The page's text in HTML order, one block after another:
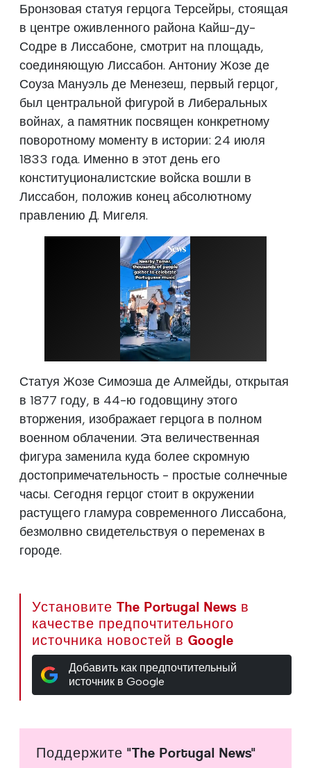
Бронзовая статуя герцога Терсейры, стоящая
в центре оживленного района Кайш-ду-
Содре в Лиссабоне, смотрит на площадь,
соединяющую Лиссабон. Антониу Жозе де
Соуза Мануэль де Менезеш, первый герцог,
был центральной фигурой в Либеральных
войнах, а памятник посвящен конкретному
поворотному моменту в истории: 24 июля
1833 года. Именно в этот день его
конституционалистские войска вошли в
Лиссабон, положив конец абсолютному
правлению Д. Мигеля.
Статуя Жозе Симоэша де Алмейды, открытая
в 1877 году, в 44-ю годовщину этого
вторжения, изображает герцога в полном
военном облачении. Эта величественная
фигура заменила куда более скромную
достопримечательность - простые солнечные
часы. Сегодня герцог стоит в окружении
растущего гламура современного Лиссабона,
безмолвно свидетельствуя о переменах в
городе.
Установите The Portugal News в
качестве предпочтительного
источника новостей в Google
Добавить как предпочтительный
источник в Google
Поддержите "The Portugal News"